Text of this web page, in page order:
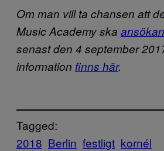
Om man vill ta chansen att
Music Academy ska ansökan
senast den 4 september
information finns här.
Tagged:
2018 Berlin festligt kornél